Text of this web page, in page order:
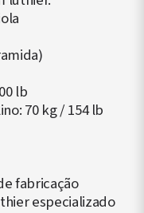
lb
70 kg / 154 lb
fabricação
especializado